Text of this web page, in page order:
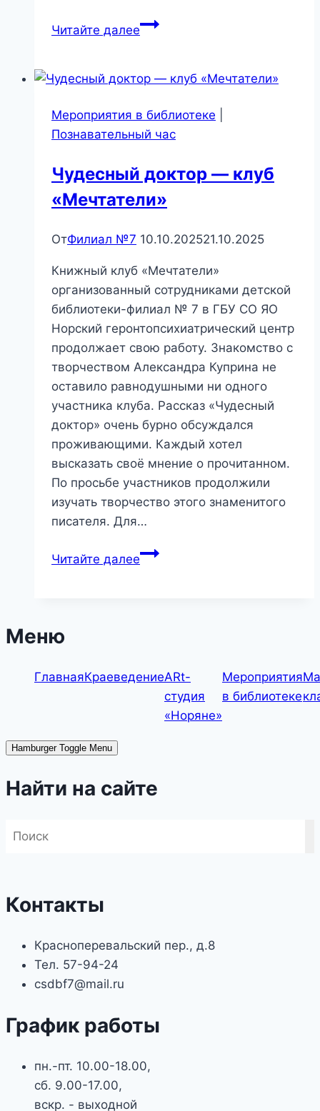
Читайте далее«Любой
для
пройдет
не
Мероприятия в библиотеке
Познавательный час
Чудесный доктор — клуб
«Мечтатели»
ОтФилиал №7 10.10.202521.10.2025
Книжный клуб «Мечтатели»
организованный сотрудниками детской
библиотеки-филиал № 7 в ГБУ СО ЯО
Норский геронтопсихиатрический центр
продолжает свою работу. Знакомство с
творчеством Александра Куприна не
оставило равнодушными ни одного
участника клуба. Рассказ «Чудесный
доктор» очень бурно обсуждался
проживающими. Каждый хотел
высказать своё мнение о прочитанном.
По просьбе участников продолжили
изучать творчество этого знаменитого
писателя. Для…
Читайте далееЧудесный
Меню
ГлавнаяКраеведениеARt-
студия
«Норяне»
Мероприятия
в библиотеке
Hamburger Toggle Menu
Найти на сайте
Контакты
Красноперевальский пер., д.8
Тел. 57-94-24
csdbf7@mail.ru
График работы
пн.-пт. 10.00-18.00,
сб. 9.00-17.00,
вскр. - выходной